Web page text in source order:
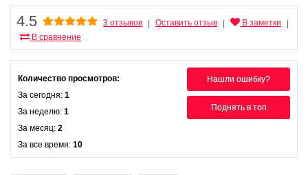
4.5 3 отзывов Оставить отзыв В заметки
В сравнение
Нашли ошибку?
Поднять в топ
Количество просмотров:
За сегодня: 1
За неделю: 1
За месяц: 2
За все время: 10